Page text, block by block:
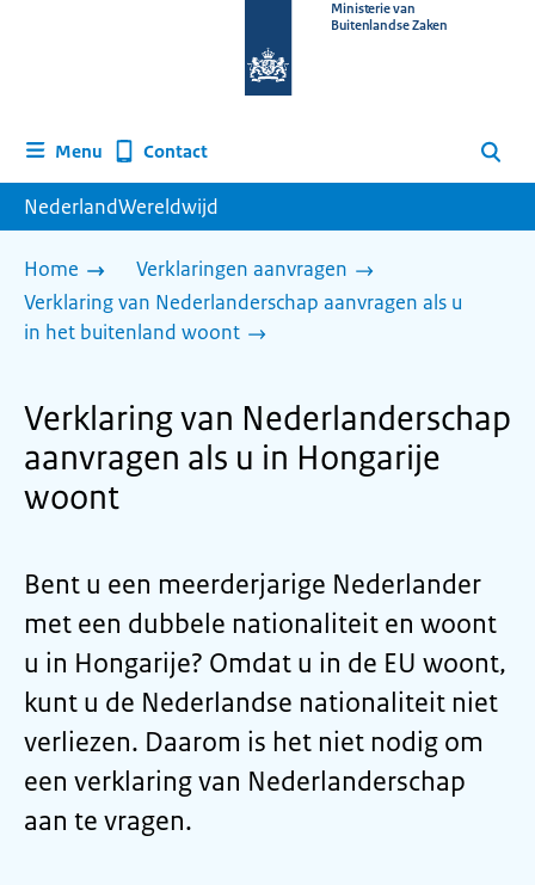
homepage
Ministerie van
Buitenlandse Zaken
Menu Contact Zoeken
NederlandWereldwijd
Home
Verklaringen aanvragen
Verklaring van Nederlanderschap aanvragen als u
in het buitenland woont
Verklaring van Nederlanderschap
aanvragen als u in Hongarije
woont
Bent u een meerderjarige Nederlander
met een dubbele nationaliteit en woont
u in Hongarije? Omdat u in de EU woont,
kunt u de Nederlandse nationaliteit niet
verliezen. Daarom is het niet nodig om
een verklaring van Nederlanderschap
aan te vragen.